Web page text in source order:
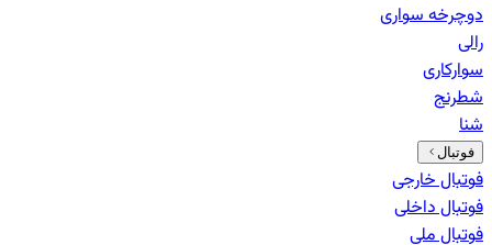
دوچرخه سواری
رالی
سوارکاری
شطرنج
شنا
فوتبال
فوتبال خارجی
فوتبال داخلی
فوتبال ملی